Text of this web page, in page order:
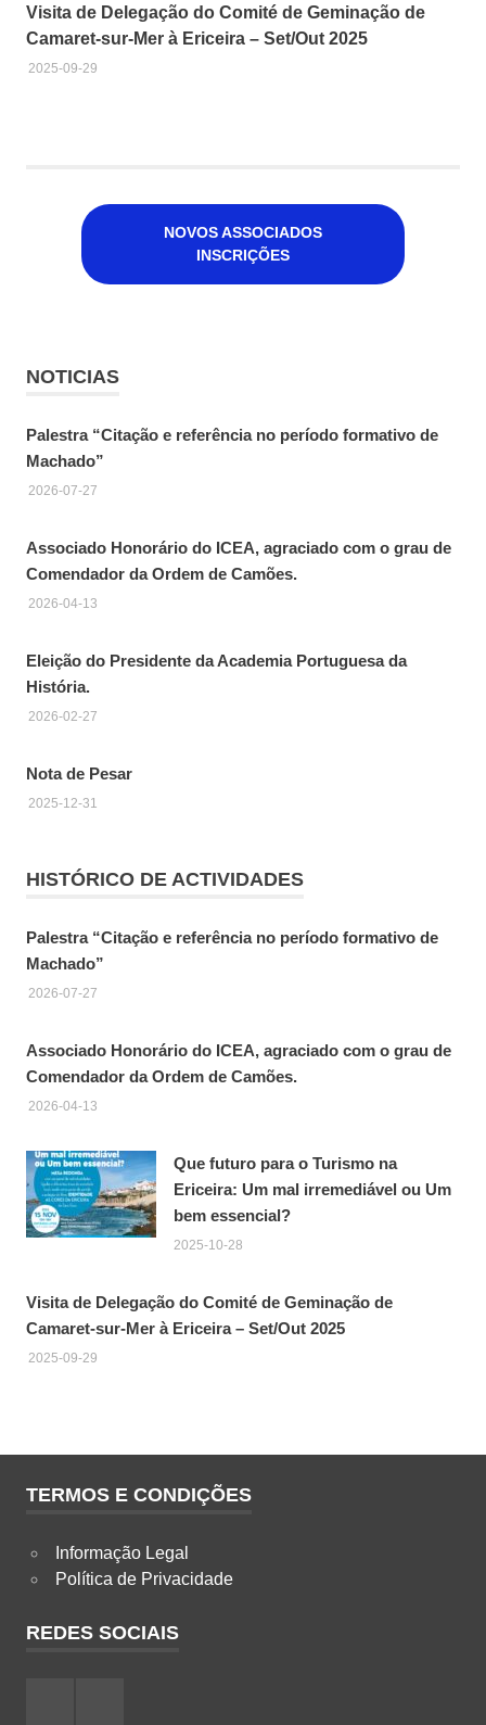
Solar
Visita de Delegação do Comité de Geminação de
Camaret-sur-Mer à Ericeira – Set/Out 2025
2025-09-29
NOVOS ASSOCIADOS
INSCRIÇÕES
NOTICIAS
Palestra “Citação e referência no período formativo de
Machado”
2026-07-27
Associado Honorário do ICEA, agraciado com o grau de
Comendador da Ordem de Camões.
2026-04-13
Eleição do Presidente da Academia Portuguesa da
História.
2026-02-27
Nota de Pesar
2025-12-31
HISTÓRICO DE ACTIVIDADES
Palestra “Citação e referência no período formativo de
Machado”
2026-07-27
Associado Honorário do ICEA, agraciado com o grau de
Comendador da Ordem de Camões.
2026-04-13
Que futuro para o Turismo na
Ericeira: Um mal irremediável ou Um
bem essencial?
2025-10-28
Visita de Delegação do Comité de Geminação de
Camaret-sur-Mer à Ericeira – Set/Out 2025
2025-09-29
TERMOS E CONDIÇÕES
Informação Legal
Política de Privacidade
REDES SOCIAIS